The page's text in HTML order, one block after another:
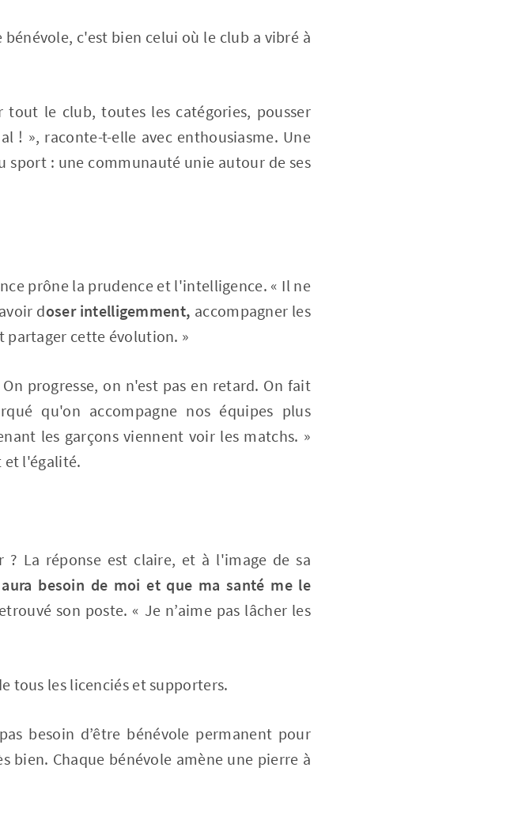
c'est bien celui où le club a vibré à
tout le club, toutes les catégories, pousser
! », raconte-t-elle avec enthousiasme. Une
: une communauté unie autour de ses
prône la prudence et l'intelligence. « Il ne
doser intelligemment, accompagner les
partager cette évolution. »
progresse, on n'est pas en retard. On fait
qu'on accompagne nos équipes plus
les garçons viennent voir les matchs. »
et l'égalité.
? La réponse est claire, et à l'image de sa
besoin de moi et que ma santé me le
son poste. « Je n’aime pas lâcher les
tous les licenciés et supporters.
besoin d’être bénévole permanent pour
bien. Chaque bénévole amène une pierre à